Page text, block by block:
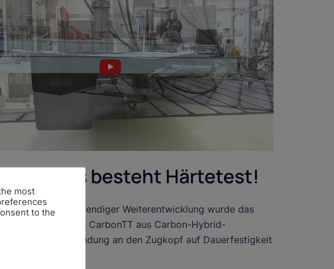
Chassis besteht Härtetest!
– Nach aufwendiger Weiterentwicklung wurde das
Chassis von CarbonTT aus Carbon-Hybrid-
sowie dessen Anbindung an den Zugkopf auf Dauerfestigkeit
most
to the